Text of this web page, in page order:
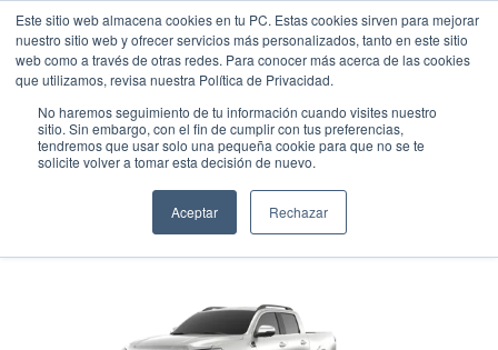
Este sitio web almacena cookies en tu PC. Estas cookies sirven para mejorar
nuestro sitio web y ofrecer servicios más personalizados, tanto en este sitio
web como a través de otras redes. Para conocer más acerca de las cookies
que utilizamos, revisa nuestra Política de Privacidad.
No haremos seguimiento de tu información cuando visites nuestro
sitio. Sin embargo, con el fin de cumplir con tus preferencias,
tendremos que usar solo una pequeña cookie para que no se te
solicite volver a tomar esta decisión de nuevo.
Aceptar Rechazar
GREAT WALL POER 2.4
DIESEL